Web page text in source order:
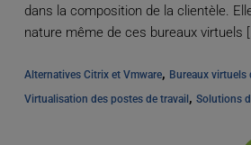
dans la composition de la clientèle.
nature même de ces bureaux virtuels
Alternatives Citrix et Vmware, Bureaux virtuels
Virtualisation des postes de travail , Solutions